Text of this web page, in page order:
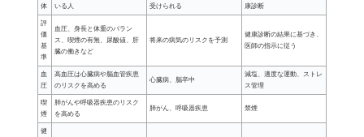
体
いる人
受けられる
康診断
評
価
基
準
血圧、身長と体重のバラン
ス、喫煙の有無、尿酸値、肝
臓の働きなど
将来の病気のリスクを予測
健康診断の結果に基づき、
医師の指示に従う
血
圧
高血圧は心臓病や脳血管疾患
のリスクを高める
心臓病、脳卒中
減塩、適度な運動、ストレ
ス管理
喫
煙
肺がんや呼吸器疾患のリスク
を高める
肺がん、呼吸器疾患 禁煙
健